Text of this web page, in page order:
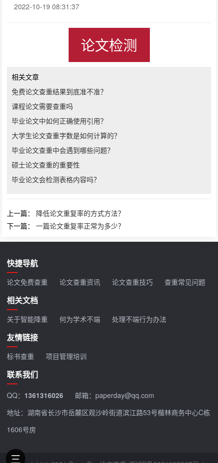
2022-10-19 08:31:37
论文检测
相关文章
免费论文查重结果到底准不准？
课程论文需要查重吗
毕业论文中如何正确使用引用？
大学生论文查重字数是如何计算的？
毕业论文查重中会遇到哪些问题？
硕士论文查重的重要性
毕业论文会检测表格内容吗？
上一篇： 降低论文重复率的方式方法？
下一篇：一篇论文重复率正常为多少？
快捷导航
论文免费查重 论文查重资讯 论文查重技巧 查重常见问题
相关文档
关于智能降重 何为学术不端 处理不端行为办法
友情链接
标书查重 项目管理培训
联系我们
QQ： 1361316026
邮箱：paperday@qq.com
地址：湖南省长沙市岳麓区观沙岭街道滨江路53号楷林商务中心C栋
1606号房